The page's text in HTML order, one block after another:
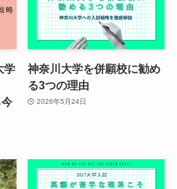
学
神奈川大学を併願校に勧め
る3つの理由
2026年5月24日